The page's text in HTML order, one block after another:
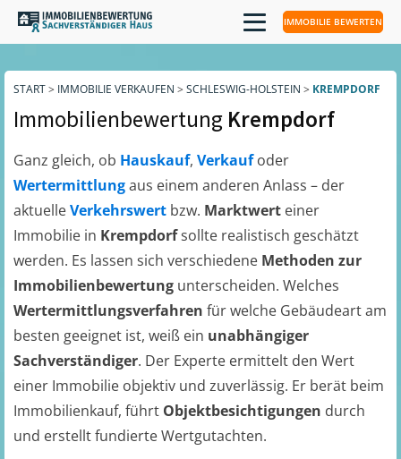
IMMOBILIE BEWERTEN
START> IMMOBILIE VERKAUFEN > SCHLESWIG-HOLSTEIN > KREMPDORF
Immobilienbewertung Krempdorf
Ganz gleich, ob Hauskauf, Verkaufoder
Wertermittlungaus einem anderen Anlass – der
aktuelleVerkehrswert bzw. Marktwert einer
Immobilie in Krempdorfsollte realistisch geschätzt
werden. Es lassen sich verschiedene Methoden zur
Immobilienbewertung unterscheiden. Welches
Wertermittlungsverfahren für welche Gebäudeart am
besten geeignet ist, weiß ein unabhängiger
Sachverständiger. Der Experte ermittelt den Wert
einer Immobilie objektiv und zuverlässig. Er berät beim
Immobilienkauf, führt Objektbesichtigungen durch
und erstellt fundierte Wertgutachten.